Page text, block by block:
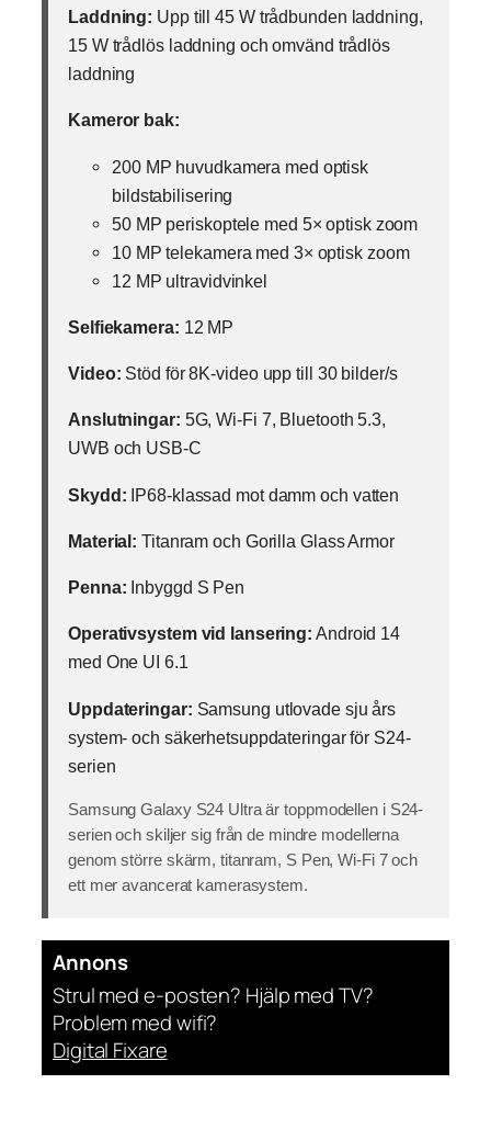
Laddning: Upp till 45 W trådbunden laddning,
15 W trådlös laddning och omvänd trådlös
laddning
Kameror bak:
200 MP huvudkamera med optisk
bildstabilisering
50 MP periskoptele med 5× optisk zoom
10 MP telekamera med 3× optisk zoom
12 MP ultravidvinkel
Selfiekamera: 12 MP
Video: Stöd för 8K-video upp till 30 bilder/s
Anslutningar: 5G, Wi-Fi 7, Bluetooth 5.3,
UWB och USB-C
Skydd: IP68-klassad mot damm och vatten
Material: Titanram och Gorilla Glass Armor
Penna: Inbyggd S Pen
Operativsystem vid lansering: Android 14
med One UI 6.1
Uppdateringar: Samsung utlovade sju års
system- och säkerhetsuppdateringar för S24-
serien
Samsung Galaxy S24 Ultra är toppmodellen i S24-
serien och skiljer sig från de mindre modellerna
genom större skärm, titanram, S Pen, Wi-Fi 7 och
ett mer avancerat kamerasystem.
Annons
Strul med e-posten? Hjälp med TV?
Problem med wifi?
Digital Fixare